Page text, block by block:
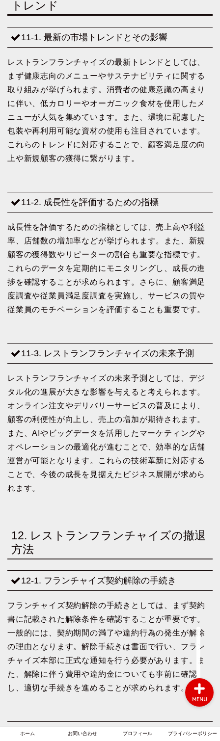
トレンド
11-1. 最新の市場トレンドとその影響
レストランフランチャイズの最新トレンドとしては、
まず健康志向のメニューやサステナビリティに関する
取り組みが挙げられます。消費者の健康意識の高まり
に伴い、低カロリーやオーガニック食材を使用したメ
ニューが人気を集めています。また、環境に配慮した
包装や再利用可能な資材の使用も注目されています。
これらのトレンドに対応することで、顧客満足度の向
上や新規顧客の獲得に繋がります。
11-2. 成長性を評価するための指標
成長性を評価するための指標としては、売上高や利益
率、店舗数の増加率などが挙げられます。また、新規
顧客の獲得数やリピーターの割合も重要な指標です。
これらのデータを定期的にモニタリングし、成長の進
捗を確認することが求められます。さらに、顧客満足
度調査や従業員満足度調査を実施し、サービスの質や
従業員のモチベーションを評価することも重要です。
11-3. レストランフランチャイズの未来予測
レストランフランチャイズの未来予測としては、デジ
タル化の進展が大きな影響を与えると考えられます。
オンライン注文やデリバリーサービスの普及により、
顧客の利便性が向上し、売上の増加が期待されます。
また、AIやビッグデータを活用したマーケティングや
オペレーションの最適化が進むことで、効率的な店舗
運営が可能となります。これらの技術革新に対応する
ことで、今後の成長を見据えたビジネス展開が求めら
れます。
12. レストランフランチャイズの撤退
方法
12-1. フランチャイズ契約解除の手続き
フランチャイズ契約解除の手続きとしては、まず契約
書に記載された解除条件を確認することが重要です。
一般的には、契約期間の満了や違約行為の発生が解除
の理由となります。解除手続きは書面で行い、フラン
チャイズ本部に正式な通知を行う必要があります。ま
た、解除に伴う費用や違約金についても事前に確認
し、適切な手続きを進めることが求められます。
12-2. 撤退時に注意すべきポイント
ホーム お問い合わせ プロフィール プライバシーポリシー
MENU
ホーム
お問い合わせ
プロフィール
プライバシーポリシー